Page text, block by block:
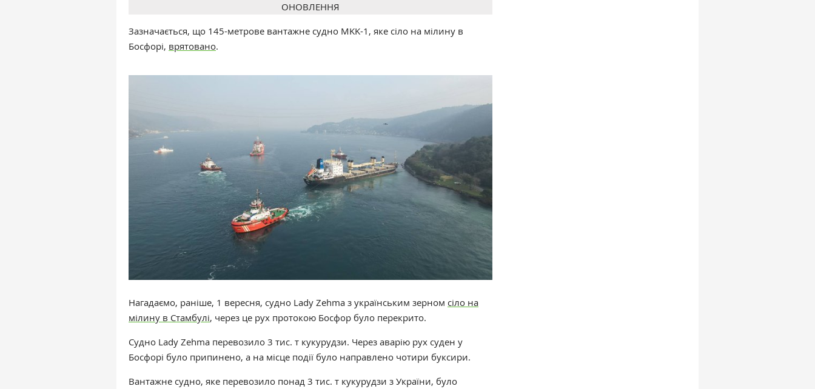
ОНОВЛЕННЯ
Зазначається, що 145-метрове вантажне судно MKK-1, яке сіло на мілину в
Босфорі, врятовано.
Нагадаємо, раніше, 1 вересня, судно Lady Zehma з українським зерном сіло на
мілину в Стамбулі, через це рух протокою Босфор було перекрито.
Судно Lady Zehma перевозило 3 тис. т кукурудзи. Через аварію рух суден у
Босфорі було припинено, а на місце події було направлено чотири буксири.
Вантажне судно, яке перевозило понад 3 тис. т кукурудзи з України, було